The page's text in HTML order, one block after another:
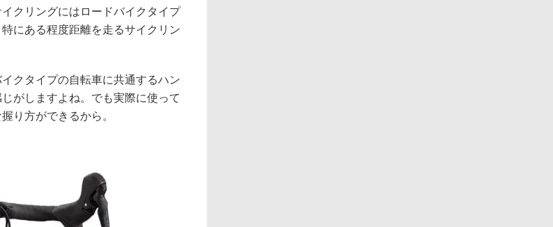
クリングにはロードバイクタイプ
にある程度距離を走るサイクリン
クタイプの自転車に共通するハン
がしますよね。でも実際に使って
り方ができるから。